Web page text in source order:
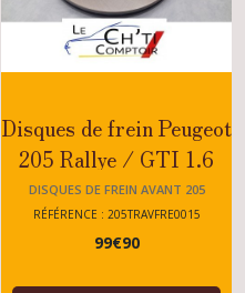
Disques de frein Peugeot
205 Rallye / GTI 1.6
DISQUES DE FREIN AVANT 205
RÉFÉRENCE : 205TRAVFRE0015
99€90